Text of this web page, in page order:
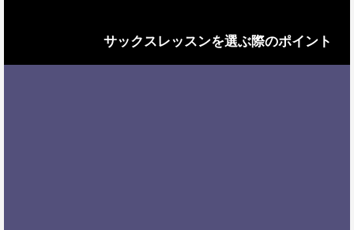
サックスレッスンを選ぶ際のポイント